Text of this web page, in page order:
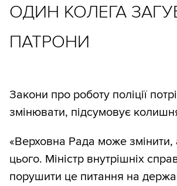
ОДИН КОЛЕГА
ПАТРОНИ
Закони про роботу поліції
змінювати, підсумовує
«Верховна Рада може змінити,
цього. Міністр внутрішніх
порушити це питання на